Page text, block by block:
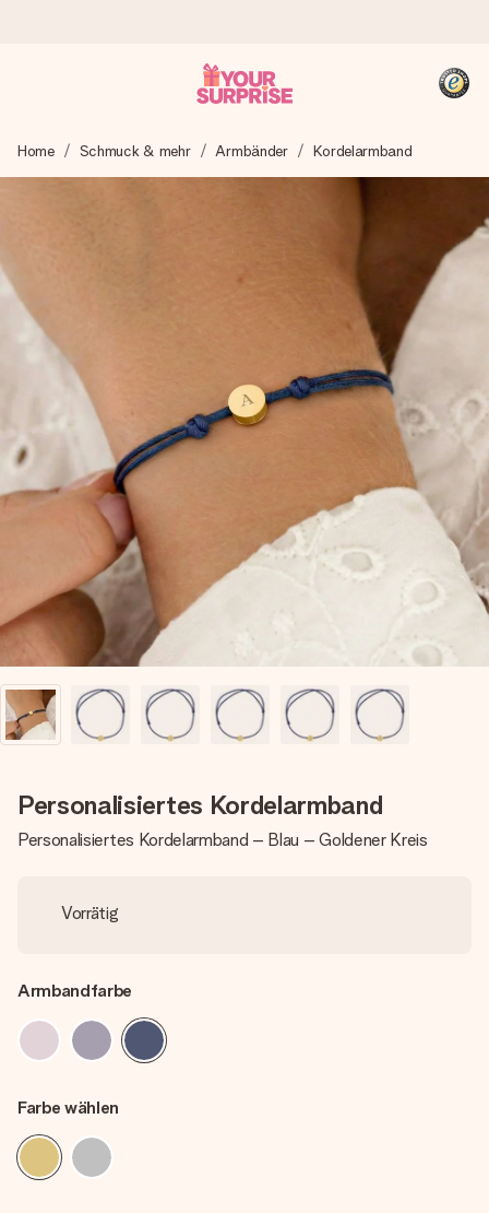
Wir bereiten dein Geschenk sorgfältig vor und schicken es
blitzschnell – damit du es genau zum richtigen Zeitpunkt
überreichen kannst, wenn es am meisten zählt.
4,8 (basierend auf +15.000 Bewertungen)
Unsere Geschenke begeistern. Kunden bewerten uns mit
4,8 bei Google Reviews (Gesamtergebnis aller Länder, in
die wir versenden).
+49 39292 929695
Montag - Freitag : 8:30 - 17:00 Uhr
Samstag - Sonntag : 8:30 - 13:00 Uhr
Home Schmuck & mehr Armbänder Kordelarmband
Personalisiertes Kordelarmband
Personalisiertes Kordelarmband – Blau – Goldener Kreis
Vorrätig
Armbandfarbe
Farbe wählen